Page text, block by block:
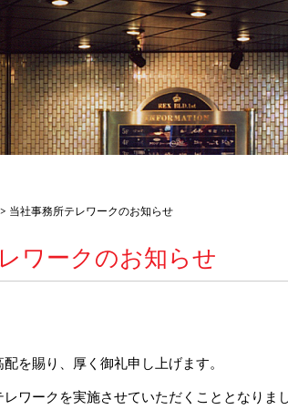
当社事務所テレワークのお知らせ
ワークのお知らせ
を賜り、厚く御礼申し上げます。
ワークを実施させていただくこととなりまし